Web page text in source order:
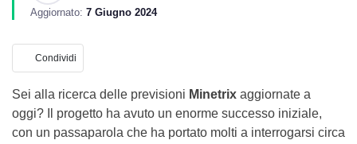
Aggiornato: 7 Giugno 2024
Condividi
Sei alla ricerca delle previsioni Minetrix aggiornate a
oggi? Il progetto ha avuto un enorme successo iniziale,
con un passaparola che ha portato molti a interrogarsi circa